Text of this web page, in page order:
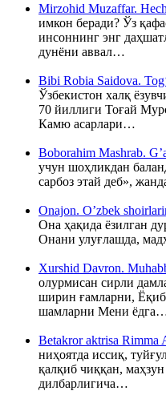
Mirzohid Muzaffar.
имкон беради? Ўз
инсоннинг энг
дунёни аввал…
Bibi Robia Saidova.
Ўзбекистон халқ
70 йиллиги Тоғай
Камю асарлари…
Boborahim Mashrab.
учун шоҳликдан
сарбоз этай деб»,
Onajon. O’zbek
Она ҳақида ёзилган
Онани улуғлашда,
Xurshid Davron.
олурмисан сирли
ширин ғамларни,
шамларни Мени
Betakror aktrisa Rimma
ниҳоятда иссиқ,
қалқиб чиққан,
дилбарлигича…